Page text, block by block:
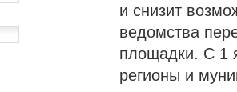
и снизит
ведомства
площадки. С 1
регионы и